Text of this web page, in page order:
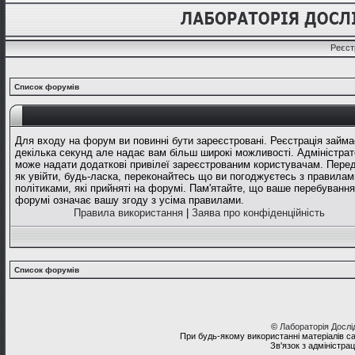
Список форумів
Для входу на форум ви повинні бути зареєстровані. Реєстрація
декілька секунд але надає вам більш широкі можливості.
може надати додаткові привілеї зареєстрованим користувачам.
як увійти, будь-ласка, переконайтесь що ви погоджуєтесь з
політиками, які прийняті на форумі. Пам'ятайте, що ваше
форумі означає вашу згоду з усіма правилами.
Правила використання
Заява про конфіденційність
Список форумів
© Лабораторія
При будь-якому використанні матеріалів
Зв'язок з